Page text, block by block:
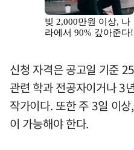
신청 자격은 공고일 기준
관련 학과 전공자이거나 3
작가이다. 또한 주 3일 이
이 가능해야 한다.